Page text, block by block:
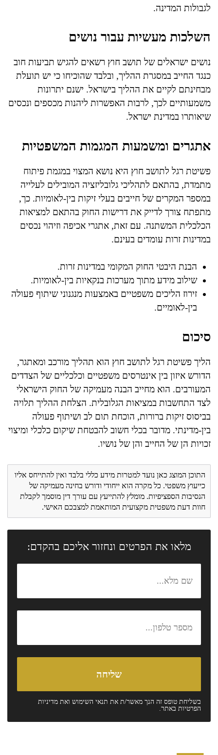
לגבולות המדינה.
השלכות מעשיות עבור נושים
נושים ישראלים של תושב חוץ רשאים להגיש תביעות חוב
כנגד החייב במסגרת ההליך, ובלבד שהוכיחו כי יש תועלת
מבחינתם לקיים את ההליך בישראל. ישנם יתרונות
משמעותיים לכך, לרבות האפשרות ליהנות מכספים ונכסים
שיאותרו במדינת ישראל.
אתגרים ומשמעות המגמות המשפטיות
פשיטת רגל לתושב חוץ היא נושא המצוי במגמת פיתוח
מתמדת, בהתאם לתהליכי גלובליזציה המובילים לעלייה
במספר המקרים של חייבים בעלי זיקות בין-לאומיות. כך,
מתפתח צורך לדייק את דרישות החוק בהתאם למציאות
הכלכלית המשתנה. עם זאת, אתגרי אכיפה וזיהוי נכסים
במדינות זרות עומדים בעינם.
הבנת היבטי החוק המקומי במדינות זרות.
שילוב מידע מתוך מערכות בנקאיות בין-לאומיות.
זירוז הליכים משפטיים באמצעות מנגנוני שיתוף פעולה
בין-לאומיים.
סיכום
הליך פשיטת רגל לתושב חוץ הוא תהליך מורכב ומאתגר,
הדורש איזון בין אינטרסים משפטיים וכלכליים של הצדדים
המעורבים. הוא מחייב הבנה מעמיקה של החוק הישראלי
לצד התחשבות במציאות הגלובלית. הצלחת ההליך תלויה
בביסוס זיקות ברורות, הוכחת תום לב ושיתוף פעולה
בין-מדינתי. מדובר בכלי חשוב להבטחת שיקום כלכלי ומיצוי
זכויות הן של החייב והן של נושיו.
התוכן המוצג כאן נועד למטרות מידע כללי בלבד ואין להתייחס אליו
כייעוץ משפטי. כל מקרה הוא ייחודי ודורש בחינה מעמיקה של
הנסיבות הספציפיות. מומלץ להתייעץ עם עורך דין מוסמך לקבלת
חוות דעת משפטית מקצועית המותאמת למצבכם האישי.
מלאו את הפרטים ונחזור אליכם בהקדם:
בשליחת טופס זה הנך מאשר/ת את תנאי השימוש ואת מדיניות
הפרטיות באתר.